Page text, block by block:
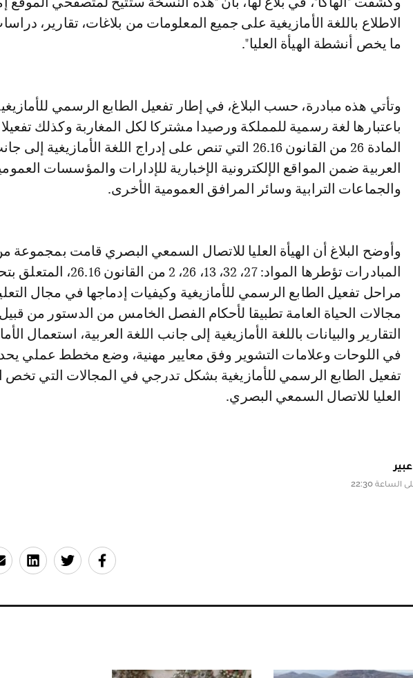
الاطلاع باللغة الأمازيغية على جميع المعلومات من بلاغات، تقارير،
ما يخص أنشطة الهيأة العليا".
وتأتي هذه مبادرة، حسب البلاغ، في إطار تفعيل الطابع الرسمي
باعتبارها لغة رسمية للمملكة ورصيدا مشتركا لكل المغاربة وكذلك
المادة 26 من القانون 26.16 التي تنص على إدراج اللغة الأمازيغية
العربية ضمن المواقع الإلكترونية الإخبارية للإدارات والمؤسسات
والجماعات الترابية وسائر المرافق العمومية الأخرى.
وأوضح البلاغ أن الهيأة العليا للاتصال السمعي البصري قامت بمجموعة
المبادرات تؤطرها المواد: 27، 32، 13، 26، 2 من القانون
مراحل تفعيل الطابع الرسمي للأمازيغية وكيفيات إدماجها في مجال
مجالات الحياة العامة تطبيقا لأحكام الفصل الخامس من الدستور من
التقارير والبيانات باللغة الأمازيغية إلى جانب اللغة العربية، استعمال
في اللوحات وعلامات التشوير وفق معايير مهنية، وضع مخطط عملي
تفعيل الطابع الرسمي للأمازيغية بشكل تدرجي في المجالات التي تخص
العليا للاتصال السمعي البصري.
عبير